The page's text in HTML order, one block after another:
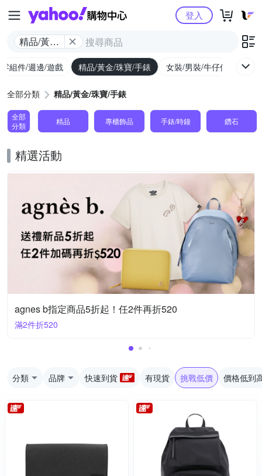
Yahoo購物中心
精品/黃金/
登入
組件/週邊/遊戲 精品/黃金/珠寶/手錶 女裝/男裝/牛仔休閒
全部分類 精品/黃金/珠寶/手錶
全部
分類
精品 專櫃飾品 手錶/時鐘 鑽石
精選活動
agnes b指定商品5折起！任2件再折520
滿2件折520
分類 品牌 快速到貨 有現貨 挑戰低價 價格低到